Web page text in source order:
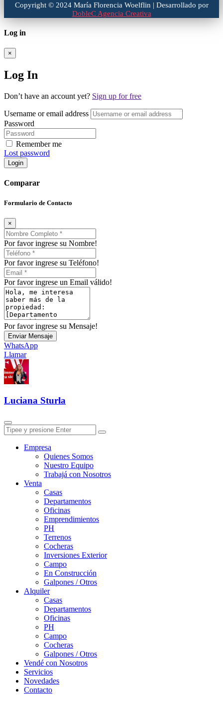
Copyright © 2024 María Florencia Woelflin | Desarrollado por
DobleC Agencia Creativa
Log in
×
Log In
Don’t have an account yet? Sign up for free
Username or email address
Password
Remember me
Lost password
Login
Comparar
Formulario de Contacto
×
Por favor ingrese su Nombre!
Por favor ingrese su Teléfono!
Por favor ingrese un Email válido!
Por favor ingrese su Mensaje!
Enviar Mensaje
WhatsApp
Llamar
Luciana Sturla
Empresa
Quienes Somos
Nuestro Equipo
Trabajá con Nosotros
Venta
Casas
Departamentos
Oficinas
Emprendimientos
PH
Terrenos
Cocheras
Inversiones Exterior
Campo
En Construcción
Galpones / Otros
Alquiler
Casas
Departamentos
Oficinas
PH
Campo
Cocheras
Galpones / Otros
Vendé con Nosotros
Servicios
Novedades
Contacto